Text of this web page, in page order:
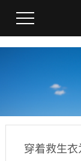
穿着救生衣